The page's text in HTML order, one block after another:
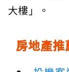
大樓」。
房地產推